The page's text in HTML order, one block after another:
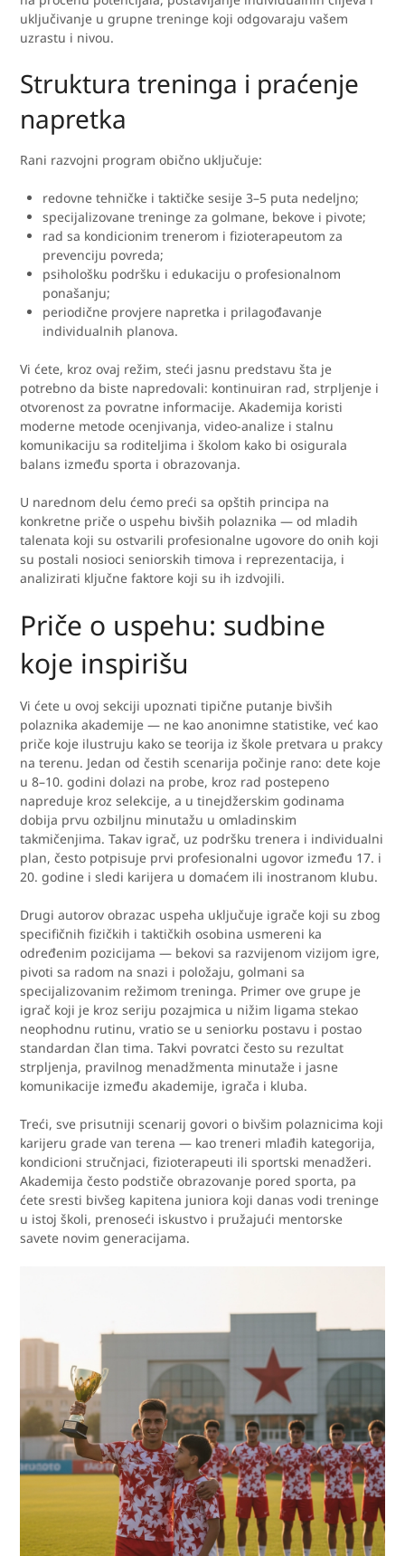
uključivanje u grupne treninge koji odgovaraju vašem
uzrastu i nivou.
Struktura treninga i praćenje
napretka
Rani razvojni program obično uključuje:
redovne tehničke i taktičke sesije 3–5 puta nedeljno;
specijalizovane treninge za golmane, bekove i pivote;
rad sa kondicionim trenerom i fizioterapeutom za
prevenciju povreda;
psihološku podršku i edukaciju o profesionalnom
ponašanju;
periodične provjere napretka i prilagođavanje
individualnih planova.
Vi ćete, kroz ovaj režim, steći jasnu predstavu šta je
potrebno da biste napredovali: kontinuiran rad, strpljenje i
otvorenost za povratne informacije. Akademija koristi
moderne metode ocenjivanja, video-analize i stalnu
komunikaciju sa roditeljima i školom kako bi osigurala
balans između sporta i obrazovanja.
U narednom delu ćemo preći sa opštih principa na
konkretne priče o uspehu bivših polaznika — od mladih
talenata koji su ostvarili profesionalne ugovore do onih koji
su postali nosioci seniorskih timova i reprezentacija, i
analizirati ključne faktore koji su ih izdvojili.
Priče o uspehu: sudbine
koje inspirišu
Vi ćete u ovoj sekciji upoznati tipične putanje bivših
polaznika akademije — ne kao anonimne statistike, već kao
priče koje ilustruju kako se teorija iz škole pretvara u prakсу
na terenu. Jedan od čestih scenarija počinje rano: dete koje
u 8–10. godini dolazi na probe, kroz rad postepeno
napreduje kroz selekcije, a u tinejdžerskim godinama
dobija prvu ozbiljnu minutažu u omladinskim
takmičenjima. Takav igrač, uz podršku trenera i individualni
plan, često potpisuje prvi profesionalni ugovor između 17. i
20. godine i sledi karijera u domaćem ili inostranom klubu.
Drugi autorov obrazac uspeha uključuje igrače koji su zbog
specifičnih fizičkih i taktičkih osobina usmereni ka
određenim pozicijama — bekovi sa razvijenom vizijom igre,
pivoti sa radom na snazi i položaju, golmani sa
specijalizovanim režimom treninga. Primer ove grupe je
igrač koji je kroz seriju pozajmica u nižim ligama stekao
neophodnu rutinu, vratio se u seniorku postavu i postao
standardan član tima. Takvi povratci često su rezultat
strpljenja, pravilnog menadžmenta minutaže i jasne
komunikacije između akademije, igrača i kluba.
Treći, sve prisutniji scenarij govori o bivšim polaznicima koji
karijeru grade van terena — kao treneri mlađih kategorija,
kondicioni stručnjaci, fizioterapeuti ili sportski menadžeri.
Akademija često podstiče obrazovanje pored sporta, pa
ćete sresti bivšeg kapitenа juniora koji danas vodi treninge
u istoj školi, prenoseći iskustvo i pružajući mentorske
savete novim generacijama.